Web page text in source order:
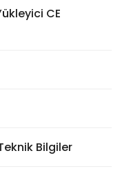
CE
Bilgiler